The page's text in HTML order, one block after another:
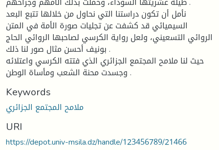
نأمل أن تكون دراستنا التي نحاول من خلالها تتبع البعد
السيميائي قد كشفت عن تجليات صورة الأمة في المتن
الروائي التسعيني، ولعل رواية الكرسي لصاحبها الروائي الحاج
بونيف أحسن مثال صور لنا ذلك .
حيث لنا ملامح المجتمع الجزائري الذي فتته الكرسي واعتلائه
وجسدت محنة الشعب ومأساة الوطن .
Keywords
ملامح المجتمع الجزائري
URI
https://depot.univ-msila.dz/handle/123456789/21466